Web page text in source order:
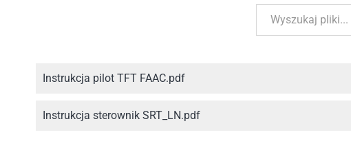
Instrukcja pilot TFT FAAC.pdf
Instrukcja sterownik SRT_LN.pdf